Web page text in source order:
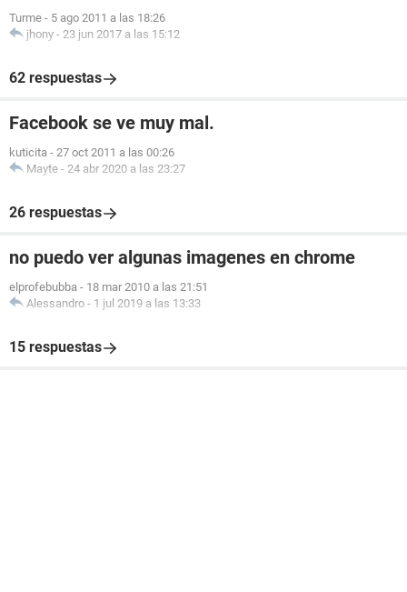
Turme - 5 ago 2011 a las 18:26
jhony - 23 jun 2017 a las 15:12
62 respuestas
Facebook se ve muy mal.
kuticita - 27 oct 2011 a las 00:26
Mayte - 24 abr 2020 a las 23:27
26 respuestas
no puedo ver algunas imagenes en chrome
elprofebubba - 18 mar 2010 a las 21:51
Alessandro - 1 jul 2019 a las 13:33
15 respuestas